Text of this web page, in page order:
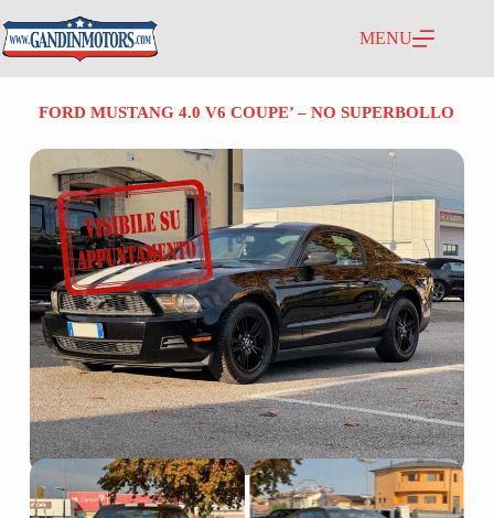
MENU
FORD MUSTANG 4.0 V6 COUPE’ – NO SUPERBOLLO